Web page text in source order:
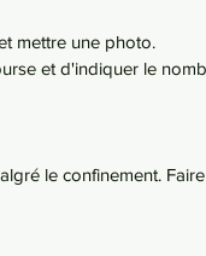
mettre une photo.
et d'indiquer le
le confinement.